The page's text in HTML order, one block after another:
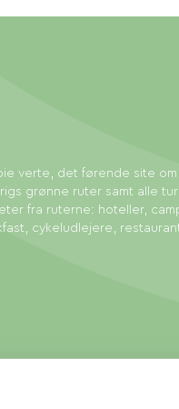
verte, det førende site
grønne ruter samt alle
fra ruterne: hoteller,
cykeludlejere,